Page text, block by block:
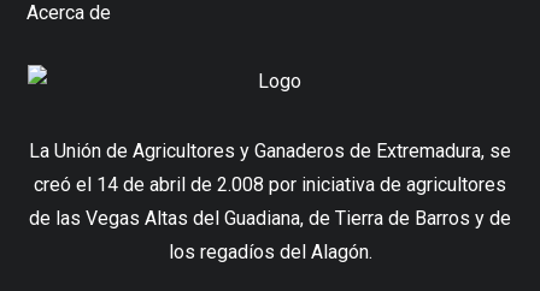
Acerca de
La Unión de Agricultores y Ganaderos de Extremadura, se
creó el 14 de abril de 2.008 por iniciativa de agricultores
de las Vegas Altas del Guadiana, de Tierra de Barros y de
los regadíos del Alagón.